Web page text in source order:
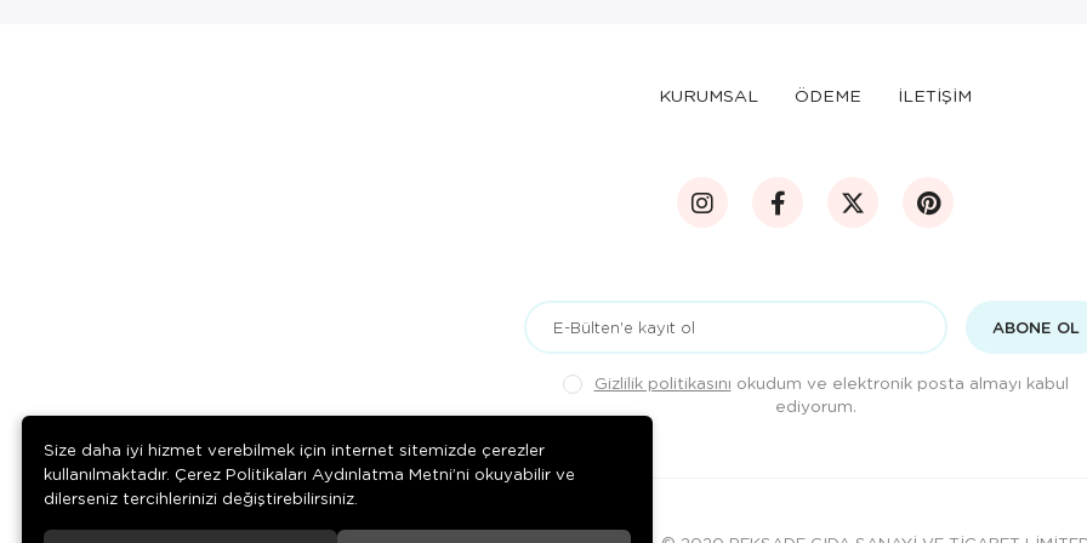
KURUMSAL ÖDEME İLETİŞİM
ABONE OL
Gizlilik politikasını okudum ve elektronik posta almayı kabul
ediyorum.
Size daha iyi hizmet verebilmek için internet sitemizde çerezler
kullanılmaktadır. Çerez Politikaları Aydınlatma Metni’ni okuyabilir ve
dilerseniz tercihlerinizi değiştirebilirsiniz.